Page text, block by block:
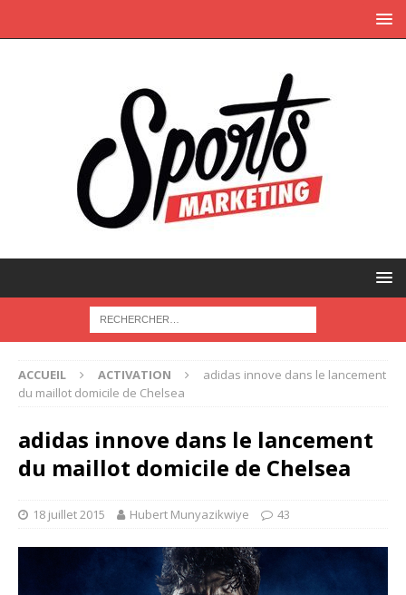
ACCUEIL ACTIVATION
adidas innove dans le lancement
du maillot domicile de Chelsea
adidas innove dans le lancement
du maillot domicile de Chelsea
18 juillet 2015 Hubert Munyazikwiye 43